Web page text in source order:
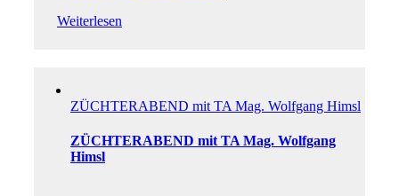
Weiterlesen
ZÜCHTERABEND mit TA Mag. Wolfgang Himsl
ZÜCHTERABEND mit TA Mag. Wolfgang
Himsl